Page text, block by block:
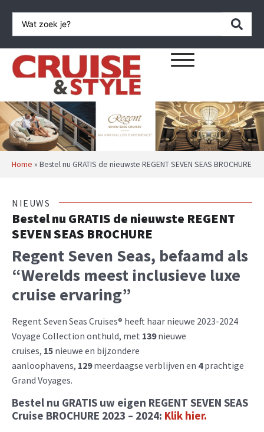
Home » Bestel nu GRATIS de nieuwste REGENT SEVEN SEAS BROCHURE
NIEUWS
Bestel nu GRATIS de nieuwste REGENT
SEVEN SEAS BROCHURE
Regent Seven Seas, befaamd als
“Werelds meest inclusieve luxe
cruise ervaring”
Regent Seven Seas Cruises® heeft haar nieuwe 2023-2024
Voyage Collection onthuld, met 139nieuwe
cruises, 15 nieuwe en bijzondere
aanloophavens, 129meerdaagse verblijven en 4prachtige
Grand Voyages.
Bestel nu GRATIS uw eigen REGENT SEVEN SEAS
Cruise BROCHURE 2023 – 2024: Klik hier.